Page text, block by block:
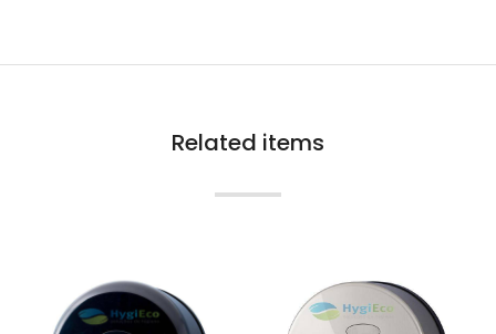
Related items